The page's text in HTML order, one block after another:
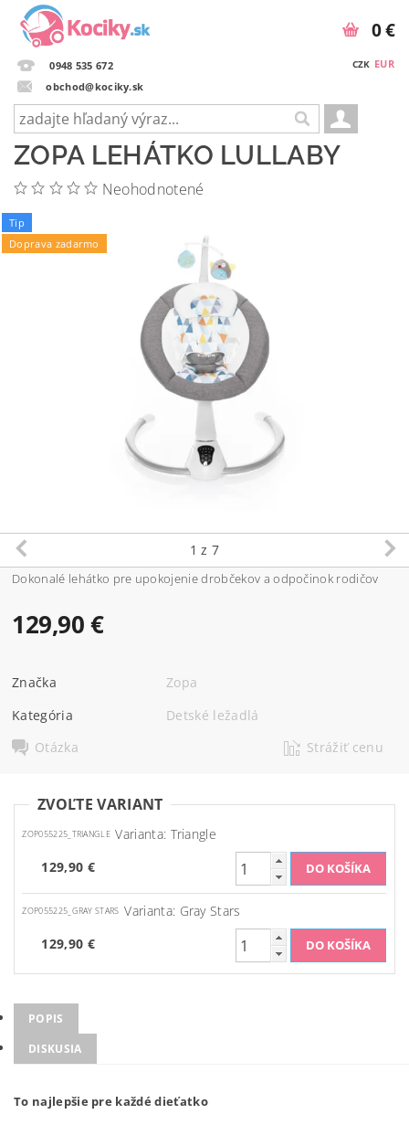
0948 535 672
obchod@kociky.sk
CZK EUR
0 €
ZOPA LEHÁTKO LULLABY
Neohodnotené
Tip
Doprava zadarmo
1 z 7
Dokonalé lehátko pre upokojenie drobčekov a odpočinok rodičov
129,90 €
Značka
Zopa
Kategória
Detské ležadlá
Otázka
Strážiť cenu
ZVOĽTE VARIANT
ZOP055225_TRIANGLE Varianta: Triangle
129,90 €
ZOP055225_GRAY STARS Varianta: Gray Stars
129,90 €
POPIS
DISKUSIA
To najlepšie pre každé dieťatko